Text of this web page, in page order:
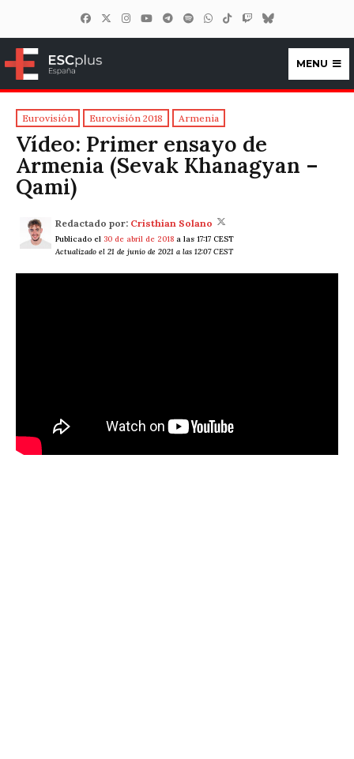
ESCplus España
MENU
Eurovisión Eurovisión 2018 Armenia
Vídeo: Primer ensayo de
Armenia (Sevak Khanagyan –
Qami)
Redactado por: Cristhian Solano
Publicado el 30 de abril de 2018 a las 17:17 CEST
Actualizado el 21 de junio de 2021 a las 12:07 CEST